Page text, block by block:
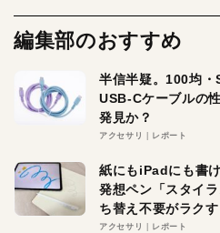
編集部のおすすめ
半信半疑。100均
USB-Cケーブルの
発見か？
アクセサリ レポート
紙にもiPadにも書
発想ペン「スタイ
ち替え不要がラクす
アクセサリ レポート